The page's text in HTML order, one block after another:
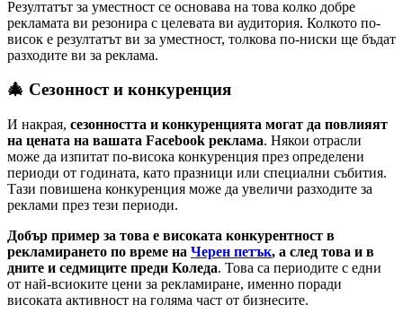
Резултатът за уместност се основава на това колко добре
рекламата ви резонира с целевата ви аудитория. Колкото по-
висок е резултатът ви за уместност, толкова по-ниски ще бъдат
разходите ви за реклама.
🎄 Сезонност и конкуренция
И накрая, сезонността и конкуренцията могат да повлияят
на цената на вашата Facebook реклама. Някои отрасли
може да изпитат по-висока конкуренция през определени
периоди от годината, като празници или специални събития.
Тази повишена конкуренция може да увеличи разходите за
реклами през тези периоди.
Добър пример за това е високата конкурентност в
рекламирането по време на Черен петък, а след това и в
дните и седмиците преди Коледа. Това са периодите с едни
от най-всиоките цени за рекламиране, именно поради
високата активност на голяма част от бизнесите.